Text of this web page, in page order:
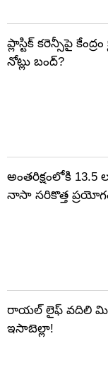
ప్లాస్టిక్‌ కరెన్సీపై
నోట్లు బంద్‌?
అంతరిక్షంలోకి 13.5
నాసా సరికొత్త
రాయల్ లైఫ్ వదిలి
ఇసాబెల్లా!